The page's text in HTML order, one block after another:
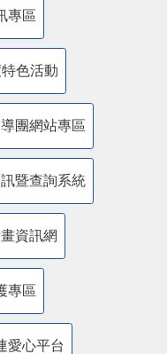
專區
色活動
團網站專區
暨查詢系統
資訊網
專區
愛心平台